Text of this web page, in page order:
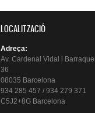
LOCALITZACIÓ
Adreça:
Av. Cardenal Vidal i
36
08035 Barcelona
934 285 457 / 934 279 371
C5J2+8G Barcelona